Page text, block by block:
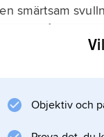
smärtsam
är så gott
mellan
Objektiv och